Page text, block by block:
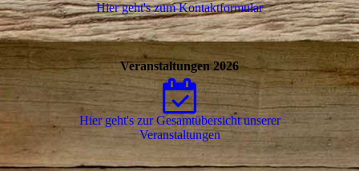
Hier geht's zum Kon­takt­for­mu­lar
Veranstaltungen 2026
Hier geht's zur Gesamtübersicht unserer
Ver­an­stal­tungen